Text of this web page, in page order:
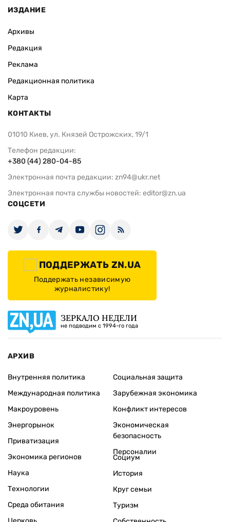
ИЗДАНИЕ
Архивы
Редакция
Реклама
Редакционная политика
Карта
КОНТАКТЫ
01010 Киев, ул. Князей Острожских, 19/1
Телефон редакции:
+380 (44) 280-04-85
Электронная почта редакции: zn94@ukr.net
Электронная почта службы новостей: editor@zn.ua
СОЦСЕТИ
ПОДДЕРЖАТЬ ZN.UA
Поддержать независимую
журналистику!
ЗЕРКАЛО НЕДЕЛИ
не подводим с 1994-го года
АРХИВ
Внутренняя политика
Международная политика
Макроуровень
Энергорынок
Приватизация
Экономика регионов
Социальная защита
Зарубежная экономика
Конфликт интересов
Экономическая
безопасность
Персоналии
Наука
Технологии
Среда обитания
Социум
История
Круг семьи
Туризм